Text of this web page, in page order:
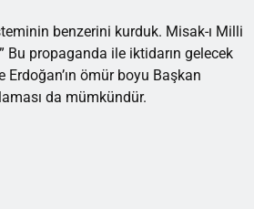
benzerini kurduk. Misak-ı Milli
Bu propaganda ile iktidarın gelecek
ömür boyu Başkan
da mümkündür.